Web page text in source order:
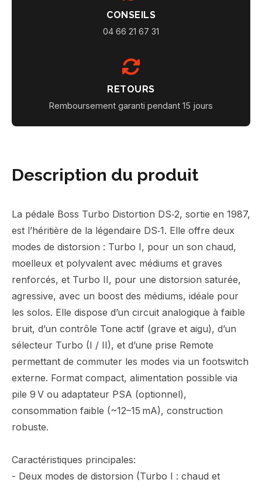
CONSEILS
04 66 21 67 31
RETOURS
Remboursement garanti pendant 15 jours
Description du produit
La pédale Boss Turbo Distortion DS‑2, sortie en 1987,
est l’héritière de la légendaire DS‑1. Elle offre deux
modes de distorsion : Turbo I, pour un son chaud,
moelleux et polyvalent avec médiums et graves
renforcés, et Turbo II, pour une distorsion saturée,
agressive, avec un boost des médiums, idéale pour
les solos. Elle dispose d’un circuit analogique à faible
bruit, d’un contrôle Tone actif (grave et aigu), d’un
sélecteur Turbo (I / II), et d’une prise Remote
permettant de commuter les modes via un footswitch
externe. Format compact, alimentation possible via
pile 9 V ou adaptateur PSA (optionnel),
consommation faible (~12–15 mA), construction
robuste.
Caractéristiques principales:
- Deux modes de distorsion (Turbo I : chaud et